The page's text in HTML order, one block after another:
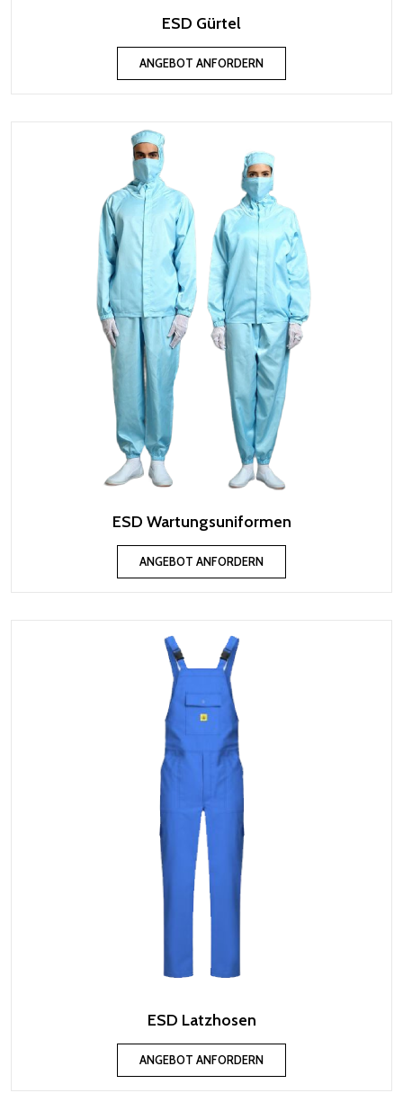
ESD Gürtel
ANGEBOT ANFORDERN
ESD Wartungsuniformen
ANGEBOT ANFORDERN
ESD Latzhosen
ANGEBOT ANFORDERN